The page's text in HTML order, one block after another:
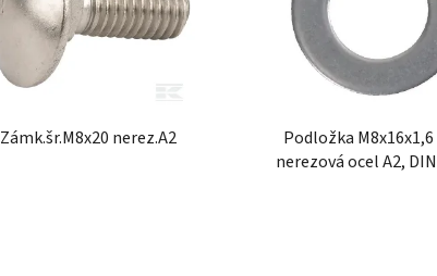
Zámk.šr.M8x20 nerez.A2
Podložka
nerezová ocel A2,